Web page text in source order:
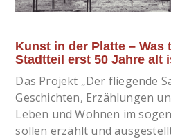
Kunst in der Platte – Was
Stadtteil erst 50 Jahre alt
Das Projekt „Der fliegende
Geschichten, Erzählungen
Leben und Wohnen im
sollen erzählt und